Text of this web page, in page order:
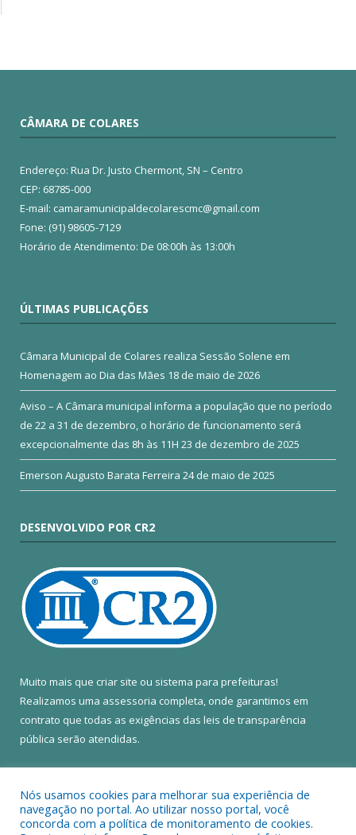
CÂMARA DE COLARES
Endereço: Rua Dr. Justo Chermont, SN – Centro
CEP: 68785-000
E-mail: camaramunicipaldecolarescmc@gmail.com
Fone: (91) 98605-7129
Horário de Atendimento: De 08:00h às 13:00h
ÚLTIMAS PUBLICAÇÕES
Câmara Municipal de Colares realiza Sessão Solene em
Homenagem ao Dia das Mães 18 de maio de 2026
Aviso – A Câmara municipal informa a população que no período
de 22 a 31 de dezembro, o horário de funcionamento será
excepcionalmente das 8h às 11H 23 de dezembro de 2025
Emerson Augusto Barata Ferreira 24 de maio de 2025
DESENVOLVIDO POR CR2
Muito mais que criar site ou sistema para prefeituras!
Realizamos uma assessoria completa, onde garantimos em
contrato que todas as exigências das leis de transparência
pública serão atendidas.
Nós usamos cookies para melhorar sua experiência de
navegação no portal. Ao utilizar nosso portal, você
concorda com a política de monitoramento de cookies.